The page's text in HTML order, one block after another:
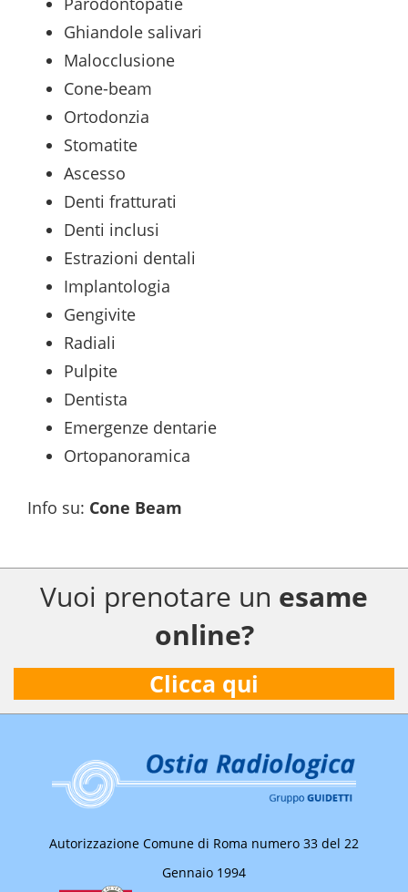
Ghiandole salivari
Malocclusione
Cone-beam
Ortodonzia
Stomatite
Ascesso
Denti fratturati
Denti inclusi
Estrazioni dentali
Implantologia
Gengivite
Radiali
Pulpite
Dentista
Emergenze dentarie
Ortopanoramica
Info su: Cone Beam
Vuoi prenotare un esame
online?
Clicca qui
Autorizzazione Comune di Roma numero 33 del 22
Gennaio 1994